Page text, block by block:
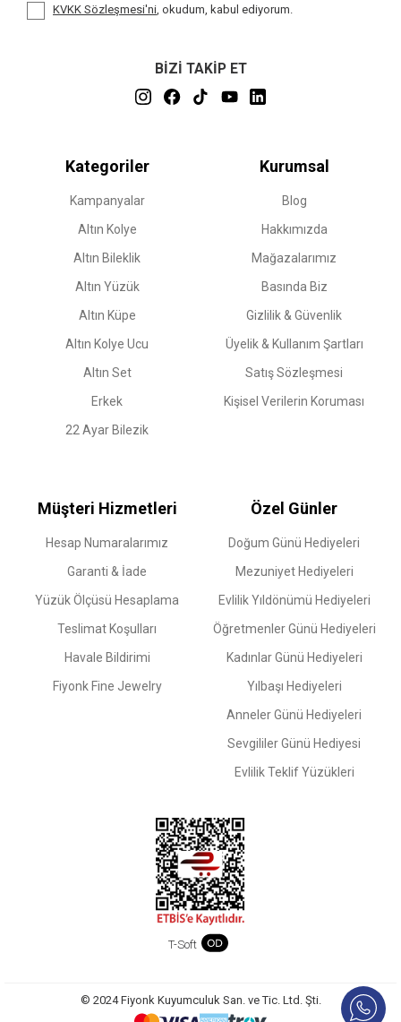
KVKK Sözleşmesi'ni, okudum, kabul ediyorum.
BİZİ TAKİP ET
Kategoriler
Kampanyalar
Altın Kolye
Altın Bileklik
Altın Yüzük
Altın Küpe
Altın Kolye Ucu
Altın Set
Erkek
22 Ayar Bilezik
Kurumsal
Blog
Hakkımızda
Mağazalarımız
Basında Biz
Gizlilik & Güvenlik
Üyelik & Kullanım Şartları
Satış Sözleşmesi
Kişisel Verilerin Koruması
Müşteri Hizmetleri
Hesap Numaralarımız
Garanti & İade
Yüzük Ölçüsü Hesaplama
Teslimat Koşulları
Havale Bildirimi
Fiyonk Fine Jewelry
Özel Günler
Doğum Günü Hediyeleri
Mezuniyet Hediyeleri
Evlilik Yıldönümü Hediyeleri
Öğretmenler Günü Hediyeleri
Kadınlar Günü Hediyeleri
Yılbaşı Hediyeleri
Anneler Günü Hediyeleri
Sevgililer Günü Hediyesi
Evlilik Teklif Yüzükleri
T-Soft
© 2024 Fiyonk Kuyumculuk San. ve Tic. Ltd. Şti.